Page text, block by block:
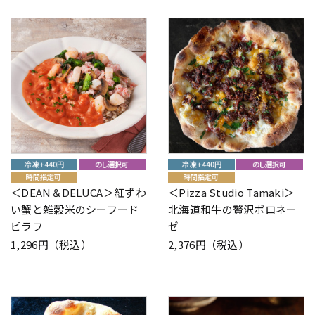
＜DEAN＆DELUCA＞紅ずわ
い蟹と雑穀米のシーフード
ピラフ
1,296円（税込）
＜Pizza Studio Tamaki＞
北海道和牛の贅沢ボロネー
ゼ
2,376円（税込）